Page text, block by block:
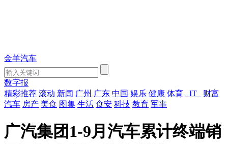
金羊汽车
数字报
精彩推荐 滚动 新闻 广州 广东 中国 娱乐 健康 体育 IT
财富
汽车 房产 美食 图集 生活 食安 科技 教育 军事
广汽集团1-9月汽车累计终端销